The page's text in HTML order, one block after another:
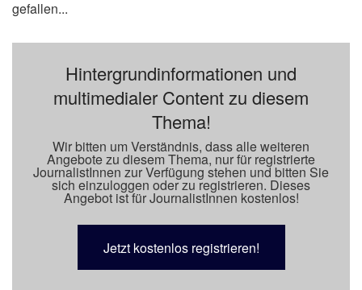
gefallen...
Hintergrundinformationen und
multimedialer Content zu diesem
Thema!
Wir bitten um Verständnis, dass alle weiteren
Angebote zu diesem Thema, nur für registrierte
JournalistInnen zur Verfügung stehen und bitten Sie
sich einzuloggen oder zu registrieren. Dieses
Angebot ist für JournalistInnen kostenlos!
Jetzt kostenlos registrieren!